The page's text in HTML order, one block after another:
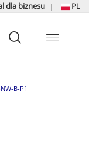
dla biznesu | PL
B-P1